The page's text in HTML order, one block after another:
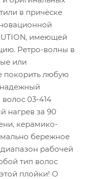
в причёске
имеющей
Ретро-волны в
или
покорить любую
надежный
03-414
нагрев за 90
керамико-
бережное
рабочей
тип волос
плойки! О